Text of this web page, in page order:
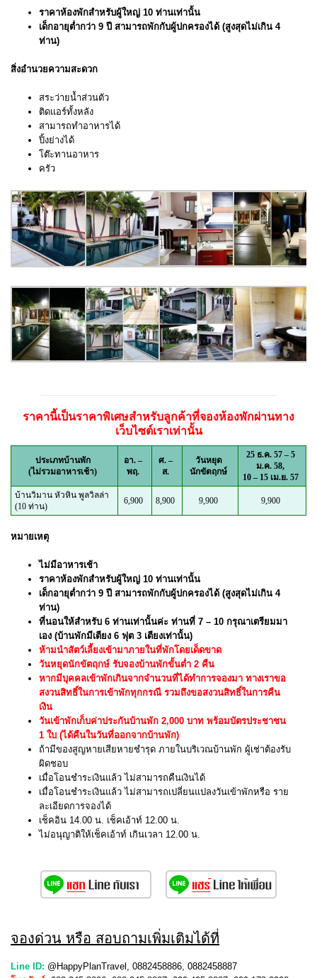
ราคาห้องพักสำหรับผู้ใหญ่ 10 ท่านเท่านั้น
เด็กอายุต่ำกว่า 9 ปี สามารถพักกับผู้ปกครองได้ (สูงสุดไม่เกิน 4
ท่าน)
สิ่งอำนวยความสะดวก
สระว่ายน้ำส่วนตัว
ติดแอร์ทั้งหลัง
สามารถทำอาหารได้
ปิ้งย่างได้
โต๊ะทานอาหาร
ครัว
ราคานี้เป็นราคาพิเศษสำหรับลูกค้าที่จองห้องพักผ่านทาง
เว็บไซต์เราเท่านั้น
ประเภทบ้านพัก
(ไม่รวมอาหารเช้า)
อา. –
พฤ.
ศ. –
ส.
วันหยุด
นักขัตฤกษ์
25 ธ.ค. 57 – 5
ม.ค. 58,
10 – 15 เม.ย. 57
บ้านวิมาน หัวหิน พูลวิลล่า
(10 ท่าน)
6,900 8,900 9,900 9,900
หมายเหตุ
ไม่มีอาหารเช้า
ราคาห้องพักสำหรับผู้ใหญ่ 10 ท่านเท่านั้น
เด็กอายุต่ำกว่า 9 ปี สามารถพักกับผู้ปกครองได้ (สูงสุดไม่เกิน 4
ท่าน)
ที่นอนให้สำหรับ 6 ท่านเท่านั้นค่ะ ท่านที่ 7 – 10 กรุณาเตรียมมา
เอง (บ้านพักมีเตียง 6 ฟุต 3 เตียงเท่านั้น)
ห้ามนำสัตว์เลี้ยงเข้ามาภายในที่พักโดยเด็ดขาด
วันหยุดนักขัตฤกษ์ รับจองบ้านพักขั้นต่ำ 2 คืน
หากมีบุคคลเข้าพักเกินจากจำนวนที่ได้ทำการจองมา ทางเราขอ
สงวนสิทธิ์ในการเข้าพักทุกกรณี รวมถึงขอสงวนสิทธิ์ในการคืน
เงิน
วันเข้าพักเก็บค่าประกันบ้านพัก 2,000 บาท พร้อมบัตรประชาชน
1 ใบ (ได้คืนในวันที่ออกจากบ้านพัก)
ถ้ามีของสูญหายเสียหายชำรุด ภายในบริเวณบ้านพัก ผู้เช่าต้องรับ
ผิดชอบ
เมื่อโอนชำระเงินแล้ว ไม่สามารถคืนเงินได้
เมื่อโอนชำระเงินแล้ว ไม่สามารถเปลี่ยนแปลงวันเข้าพักหรือ ราย
ละเอียดการจองได้
เช็คอิน 14.00 น. เช็คเอ้าท์ 12.00 น.
ไม่อนุญาติให้เช็คเอ้าท์ เกินเวลา 12.00 น.
จองด่วน หรือ สอบถามเพิ่มเติมได้ที่
Line ID: @HappyPlanTravel, 0882458886, 0882458887